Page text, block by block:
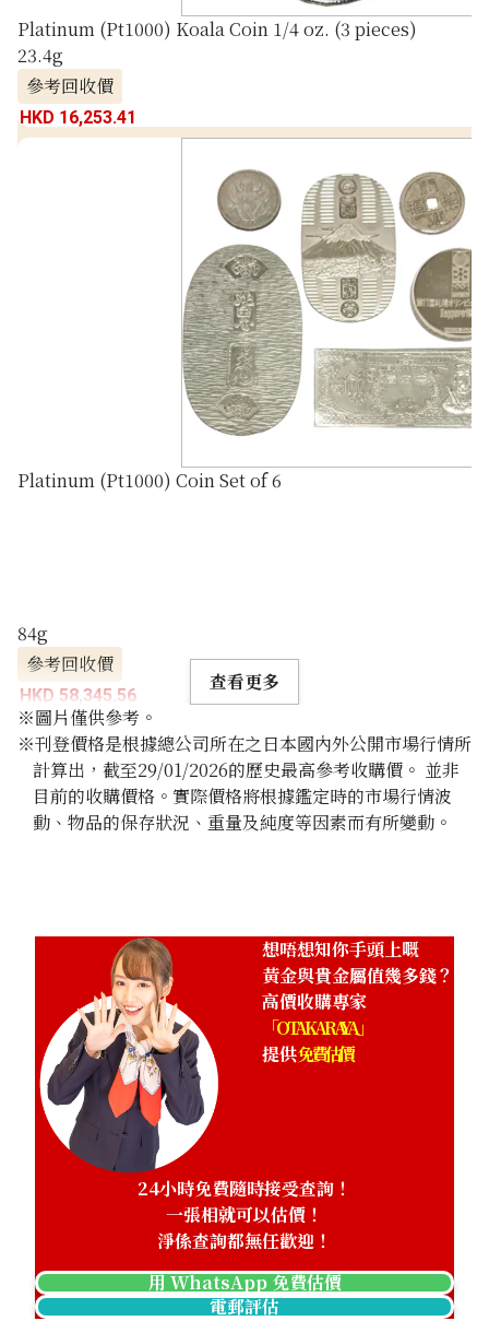
Platinum (Pt1000) Koala Coin 1/4 oz. (3 pieces)
23.4g
參考回收價
HKD 16,253.41
Platinum (Pt1000) Coin Set of 6
84g
參考回收價
HKD 58,345.56
查看更多
※圖片僅供參考。
※刊登價格是根據總公司所在之日本國內外公開市場行情所
計算出，截至29/01/2026的歷史最高參考收購價。 並非
目前的收購價格。實際價格將根據鑑定時的市場行情波
動、物品的保存狀況、重量及純度等因素而有所變動。
想唔想知你手頭上嘅
黃金與貴金屬值幾多錢？
高價收購專家
「OTAKARAYA」
提供免費估價
24小時免費隨時接受查詢！
一張相就可以估價！
淨係查詢都無任歡迎！
用 WhatsApp 免費估價
電郵評估